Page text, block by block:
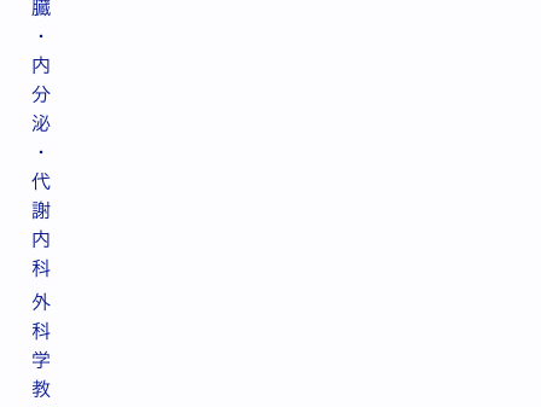
臓
・
内
分
泌
・
代
謝
内
科
外
科
学
教